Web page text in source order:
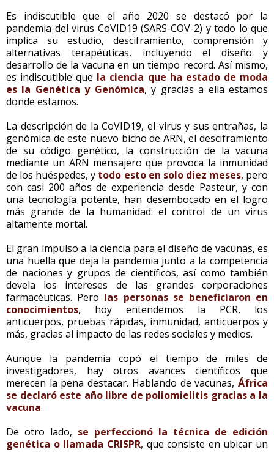
Es indiscutible que el año 2020 se destacó por la
pandemia del virus CoVID19 (SARS-COV-2) y todo lo que
implica su estudio, desciframiento, comprensión y
alternativas terapéuticas, incluyendo el diseño y
desarrollo de la vacuna en un tiempo record. Así mismo,
es indiscutible que la ciencia que ha estado de moda
es la Genética y Genómica, y gracias a ella estamos
donde estamos.
La descripción de la CoVID19, el virus y sus entrañas, la
genómica de este nuevo bicho de ARN, el desciframiento
de su código genético, la construcción de la vacuna
mediante un ARN mensajero que provoca la inmunidad
de los huéspedes, y todo esto en solo diez meses, pero
con casi 200 años de experiencia desde Pasteur, y con
una tecnología potente, han desembocado en el logro
más grande de la humanidad: el control de un virus
altamente mortal.
El gran impulso a la ciencia para el diseño de vacunas, es
una huella que deja la pandemia junto a la competencia
de naciones y grupos de científicos, así como también
devela los intereses de las grandes corporaciones
farmacéuticas. Pero las personas se beneficiaron en
conocimientos, hoy entendemos la PCR, los
anticuerpos, pruebas rápidas, inmunidad, anticuerpos y
más, gracias al impacto de las redes sociales y medios.
Aunque la pandemia copó el tiempo de miles de
investigadores, hay otros avances científicos que
merecen la pena destacar. Hablando de vacunas, África
se declaró este año libre de poliomielitis gracias a la
vacuna.
De otro lado, se perfeccionó la técnica de edición
genética o llamada CRISPR, que consiste en ubicar un